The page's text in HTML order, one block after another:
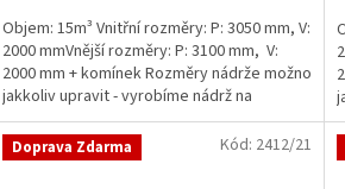
Objem: 15m³ Vnitřní rozměry: P: 3050 mm, V:
2000 mmVnější rozměry: P: 3100 mm, V:
2000 mm + komínek Rozměry nádrže možno
jakkoliv upravit - vyrobíme nádrž na
míru!Nádrž...
Doprava Zdarma Kód: 2412/21